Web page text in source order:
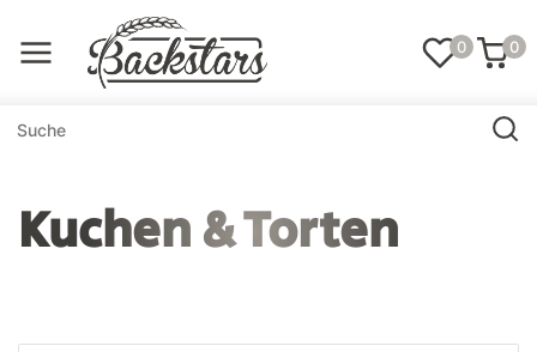
0 0
Kuchen & Torten